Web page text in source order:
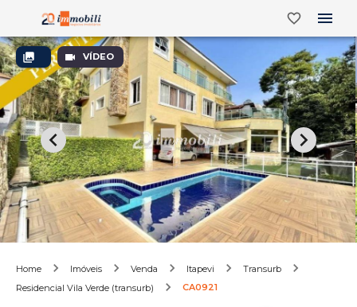
VÍDEO
Home Imóveis Venda Itapevi
Transurb
Residencial Vila Verde (transurb)
CA0921